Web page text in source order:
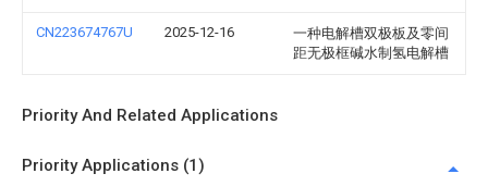
CN223674767U 2025-12-16
一种电解槽双极板及零间
距无极框碱水制氢电解槽
Priority And Related Applications
Priority Applications (1)